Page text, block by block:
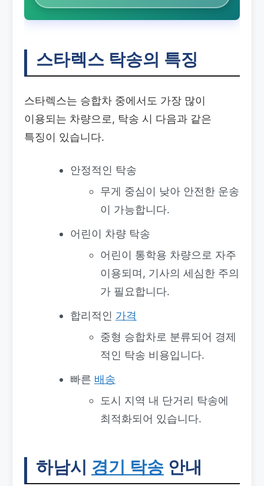
스타렉스 탁송의 특징
스타렉스는 승합차 중에서도 가장 많이
이용되는 차량으로, 탁송 시 다음과 같은
특징이 있습니다.
안정적인 탁송
무게 중심이 낮아 안전한 운송
이 가능합니다.
어린이 차량 탁송
어린이 통학용 차량으로 자주
이용되며, 기사의 세심한 주의
가 필요합니다.
합리적인 가격
중형 승합차로 분류되어 경제
적인 탁송 비용입니다.
빠른 배송
도시 지역 내 단거리 탁송에
최적화되어 있습니다.
하남시 경기 탁송 안내